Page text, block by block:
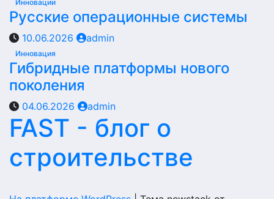
Инновации
Русские операционные системы
10.06.2026 admin
Инновация
Гибридные платформы нового
поколения
04.06.2026 admin
FAST - блог о
строительстве